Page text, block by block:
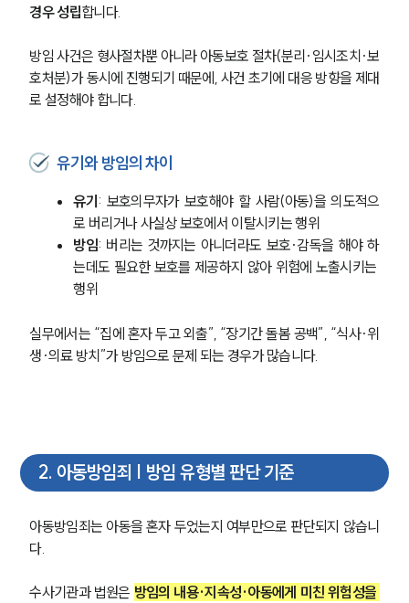
경우 성립합니다.
방임 사건은 형사절차뿐 아니라 아동보호 절차(분리·임시조치·보
호처분)가 동시에 진행되기 때문에, 사건 초기에 대응 방향을 제대
로 설정해야 합니다.
유기와 방임의 차이
유기: 보호의무자가 보호해야 할 사람(아동)을 의도적으
로 버리거나 사실상 보호에서 이탈시키는 행위
방임: 버리는 것까지는 아니더라도 보호·감독을 해야 하
는데도 필요한 보호를 제공하지 않아 위험에 노출시키는
행위
실무에서는 “집에 혼자 두고 외출”, “장기간 돌봄 공백”, “식사·위
생·의료 방치”가 방임으로 문제 되는 경우가 많습니다.
2. 아동방임죄 | 방임 유형별 판단 기준
아동방임죄는 아동을 혼자 두었는지 여부만으로 판단되지 않습니
다.
수사기관과 법원은 방임의 내용·지속성·아동에게 미친 위험성을